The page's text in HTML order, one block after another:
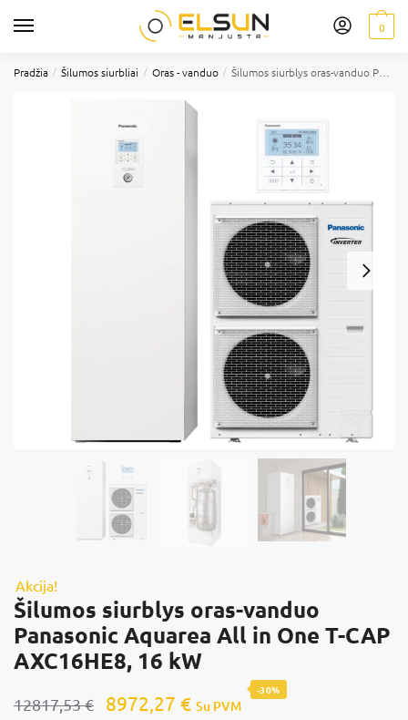
0
Pradžia / Šilumos siurbliai / Oras - vanduo / Šilumos siurblys oras-vanduo Panasonic Aquarea All in One T-CAP AXC16HE8, 16 kW
Akcija!
Šilumos siurblys oras-vanduo
Panasonic Aquarea All in One T-CAP
AXC16HE8, 16 kW
12817,53€ 8972,27 € Su PVM
-30%